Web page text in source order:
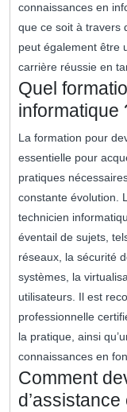
connaissances en
que ce soit à travers
peut également être
carrière réussie en
Quel
informatique
La formation pour
essentielle pour
pratiques
constante évolution.
technicien
éventail de sujets,
réseaux, la sécurité
systèmes, la
utilisateurs. Il est
professionnelle
la pratique, ainsi
connaissances en
Comment